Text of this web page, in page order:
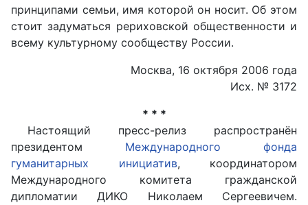
принципами семьи, имя которой он носит. Об этом
стоит задуматься рериховской общественности и
всему культурному сообществу России.
Москва, 16 октября 2006 года
Исх. № 3172
* * *
Настоящий пресс-релиз распространён
президентом Международного фонда
гуманитарных инициатив, координатором
Международного комитета гражданской
дипломатии ДИКО Николаем Сергеевичем.